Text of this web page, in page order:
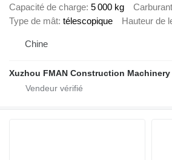
Capacité de charge 5 000 kg Carburant
Type de mât télescopique Hauteur de
Chine